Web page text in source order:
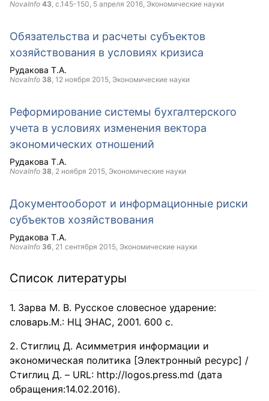
NovaInfo 43, с.145-150, 5 апреля 2016, Экономические науки
Обязательства и расчеты субъектов
хозяйствования в условиях кризиса
Рудакова Т.А.
NovaInfo 38, 12 ноября 2015, Экономические науки
Реформирование системы бухгалтерского
учета в условиях изменения вектора
экономических отношений
Рудакова Т.А.
NovaInfo 38, 2 ноября 2015, Экономические науки
Документооборот и информационные риски
субъектов хозяйствования
Рудакова Т.А.
NovaInfo 36, 21 сентября 2015, Экономические науки
Список литературы
Зарва М. В. Русское словесное ударение:
словарь.М.: НЦ ЭНАС, 2001. 600 с.
Стиглиц Д. Асимметрия информации и
экономическая политика [Электронный ресурс] /
Стиглиц Д. – URL: http://logos.press.md (дата
обращения:14.02.2016).